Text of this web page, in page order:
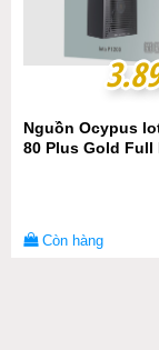
Nguồn Ocypus
80 Plus Gold Full
Còn hàng